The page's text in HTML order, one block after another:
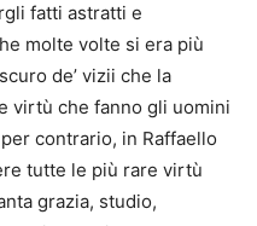
fatti astratti e
molte volte si era più
de’ vizii che la
virtù che fanno gli uomini
contrario, in Raffaello
tutte le più rare virtù
grazia, studio,